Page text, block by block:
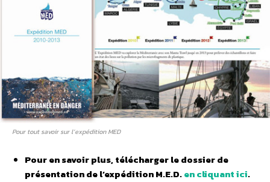
Pour tout savoir sur l’expédition MED
Pour en savoir plus, télécharger le dossier de
présentation de l’expédition M.E.D.en cliquant ici.